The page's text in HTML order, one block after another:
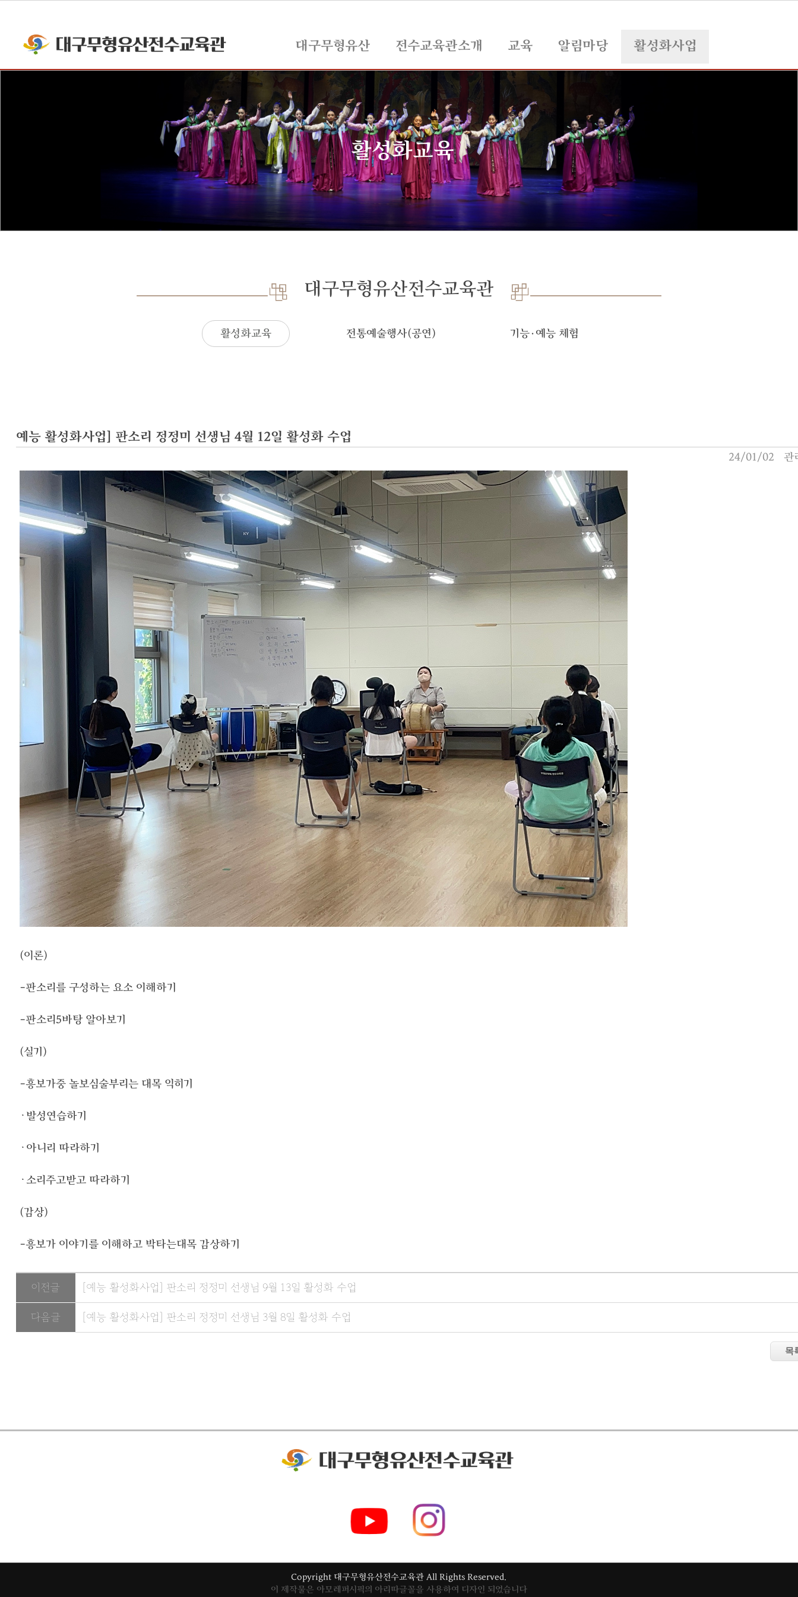
대구무형유산 전수교육관소개 교육 알림마당 활성화사업
활성화교육
대구무형유산전수교육관
활성화교육 전통예술행사(공연) 기능·예능 체험
예능 활성화사업] 판소리 정정미 선생님 4월 12일 활성화 수업
24/01/02 관
(이론)
-판소리를 구성하는 요소 이해하기
-판소리5바탕 알아보기
(실기)
-흥보가중 놀보심술부리는 대목 익히기
ㆍ발성연습하기
ㆍ아니리 따라하기
ㆍ소리주고받고 따라하기
(감상)
-흥보가 이야기를 이해하고 박타는대목 감상하기
이전글 [예능 활성화사업] 판소리 정정미 선생님 9월 13일 활성화 수업
다음글 [예능 활성화사업] 판소리 정정미 선생님 3월 8일 활성화 수업
Copyright 대구무형유산전수교육관All Rights Reserved.
이 제작물은 아모레퍼시픽의 아리따글꼴을 사용하여 디자인 되었습니다